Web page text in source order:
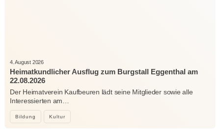
Bildung Kultur
4. August 2026
Heimatkundlicher Ausflug zum Burgstall Eggenthal am
22.08.2026
Der Heimatverein Kaufbeuren lädt seine Mitglieder sowie alle
Interessierten am…